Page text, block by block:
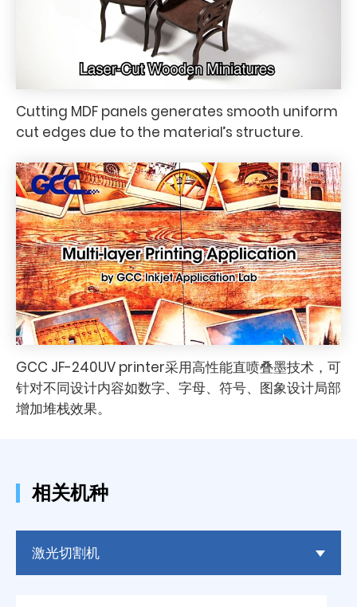
Cutting MDF panels generates smooth uniform
cut edges due to the material’s structure.
GCC JF-240UV printer采用高性能直喷叠墨技术，可
针对不同设计内容如数字、字母、符号、图象设计局部
增加堆栈效果。
相关机种
激光切割机